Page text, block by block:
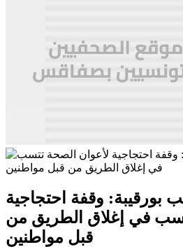
بورقيبة: وقفة احتجاجية
في إغلاق الطريق من
قبل مواطنين